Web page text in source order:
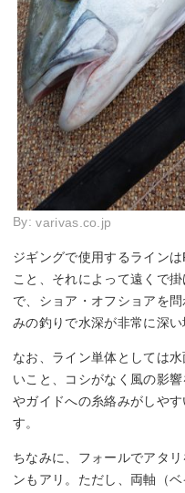
By:varivas.co.jp
ジギングで使用するライン
こと、それによって遠くで
で、ショア・オフショアを
みの釣りで水深が非常に深い
なお、ライン単体としては
いこと、コシがなく風の影
やガイドへの糸絡みがしや
す。
ちなみに、フォールでアタ
ンもアリ。ただし、両軸（